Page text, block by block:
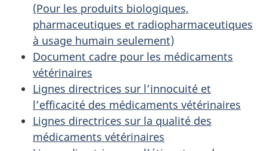
(Pour les produits biologiques,
pharmaceutiques et radiopharmaceutiques
à usage humain seulement)
Document cadre pour les médicaments
vétérinaires
Lignes directrices sur l’innocuité et
l’efficacité des médicaments vétérinaires
Lignes directrices sur la qualité des
médicaments vétérinaires